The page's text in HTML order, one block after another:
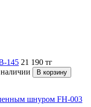
145 21 190 тг
шнуром FH-003